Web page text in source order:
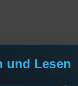
und Lesen